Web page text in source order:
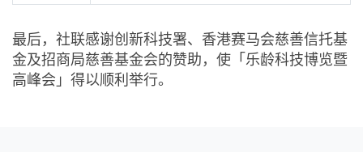
最后，社联感谢创新科技署、香港赛马会慈善信托基
金及招商局慈善基金会的赞助，使「乐龄科技博览暨
高峰会」得以顺利举行。